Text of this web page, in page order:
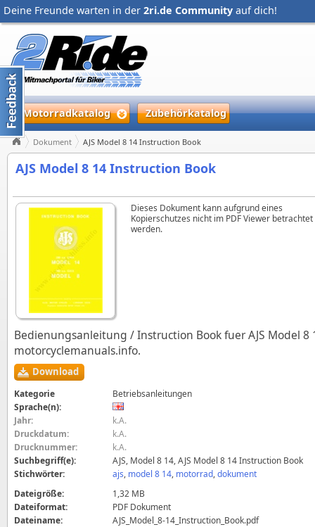
Deine Freunde warten in der 2ri.de Community auf dich!
Motorradkatalog Zubehörkatalog
Dokument AJS Model 8 14 Instruction Book
AJS Model 8 14 Instruction Book
Dieses Dokument kann aufgrund eines
Kopierschutzes nicht im PDF Viewer betrachtet
werden.
Bedienungsanleitung / Instruction Book fuer AJS Model 8
motorcyclemanuals.info.
Download
Kategorie
Betriebsanleitungen
Sprache(n):
Jahr:
k.A.
Druckdatum:
k.A.
Drucknummer:
k.A.
Suchbegriff(e):
AJS, Model 8 14, AJS Model 8 14 Instruction Book
Stichwörter:
ajs, model 8 14, motorrad,dokument
Dateigröße:
1,32 MB
Dateiformat:
PDF Dokument
Dateiname:
AJS_Model_8-14_Instruction_Book.pdf